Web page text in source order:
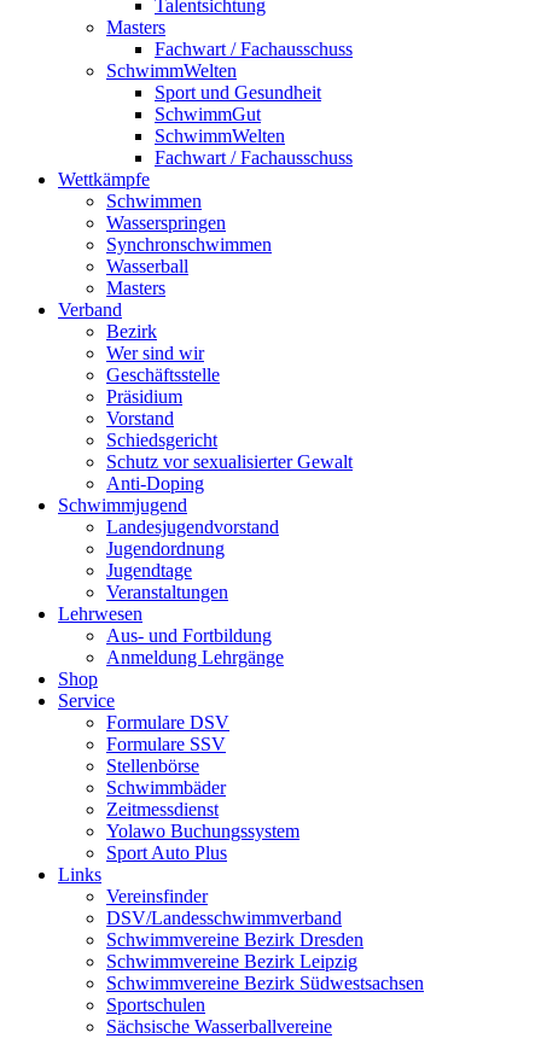
Talentsichtung
Masters
Fachwart / Fachausschuss
SchwimmWelten
Sport und Gesundheit
SchwimmGut
SchwimmWelten
Fachwart / Fachausschuss
Wettkämpfe
Schwimmen
Wasserspringen
Synchronschwimmen
Wasserball
Masters
Verband
Bezirk
Wer sind wir
Geschäftsstelle
Präsidium
Vorstand
Schiedsgericht
Schutz vor sexualisierter Gewalt
Anti-Doping
Schwimmjugend
Landesjugendvorstand
Jugendordnung
Jugendtage
Veranstaltungen
Lehrwesen
Aus- und Fortbildung
Anmeldung Lehrgänge
Shop
Service
Formulare DSV
Formulare SSV
Stellenbörse
Schwimmbäder
Zeitmessdienst
Yolawo Buchungssystem
Sport Auto Plus
Links
Vereinsfinder
DSV/Landesschwimmverband
Schwimmvereine Bezirk Dresden
Schwimmvereine Bezirk Leipzig
Schwimmvereine Bezirk Südwestsachsen
Sportschulen
Sächsische Wasserballvereine